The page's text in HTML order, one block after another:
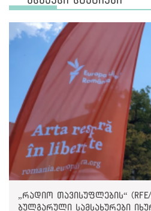
„რადიო თავისუფლების“
ბულგარული სამსახურები